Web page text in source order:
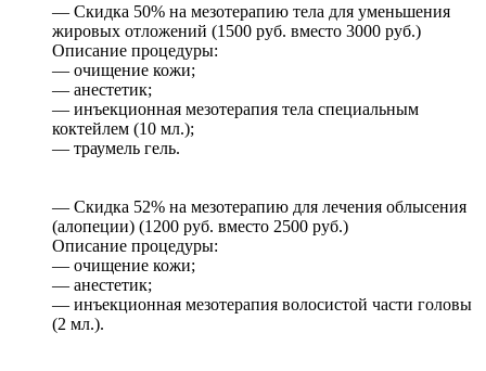
— Скидка 50% на мезотерапию тела для уменьшения
жировых отложений (1500 руб. вместо 3000 руб.)
Описание процедуры:
— очищение кожи;
— анестетик;
— инъекционная мезотерапия тела специальным
коктейлем (10 мл.);
— траумель гель.
— Скидка 52% на мезотерапию для лечения облысения
(алопеции) (1200 руб. вместо 2500 руб.)
Описание процедуры:
— очищение кожи;
— анестетик;
— инъекционная мезотерапия волосистой части головы
(2 мл.).